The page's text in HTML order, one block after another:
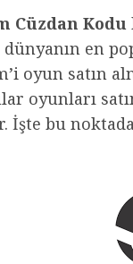
Cüzdan Kodu
dünyanın en
oyun satın
oyunları
İşte bu